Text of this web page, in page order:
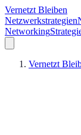
Vernetzt Bleiben
Netzwerkstrategien
Networking
Vernetzt